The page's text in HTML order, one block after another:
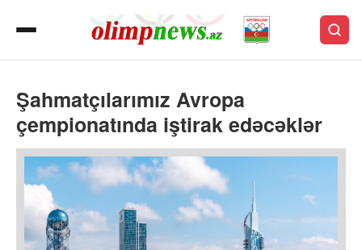
Şahmatçılarımız Avropa
çempionatında iştirak edəcəklər